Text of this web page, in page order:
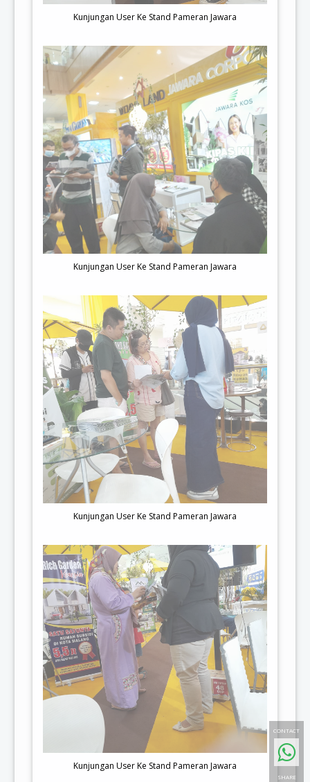
CONTACT
SHARE
Kunjungan User Ke Stand Pameran Jawara
Kunjungan User Ke Stand Pameran Jawara
Kunjungan User Ke Stand Pameran Jawara
Kunjungan User Ke Stand Pameran Jawara